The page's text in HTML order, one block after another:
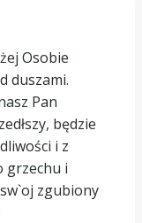
Osobie
duszami.
Pan
będzie
i z
grzechu i
zgubiony